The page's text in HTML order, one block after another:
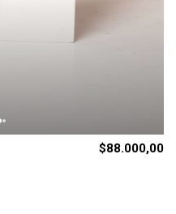
$88.000,00